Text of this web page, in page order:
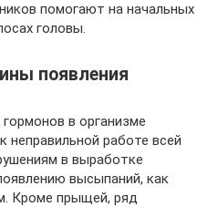
помогают на начальных
головы.
появления
в организме
неправильной работе всей
в выработке
высыпаний, как
Кроме прыщей, ряд